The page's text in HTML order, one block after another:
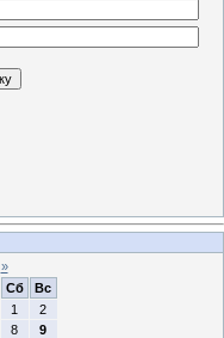
»
Сб
Вс
1
2
8 9